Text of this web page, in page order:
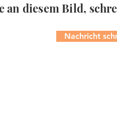
an diesem Bild,
Nachricht